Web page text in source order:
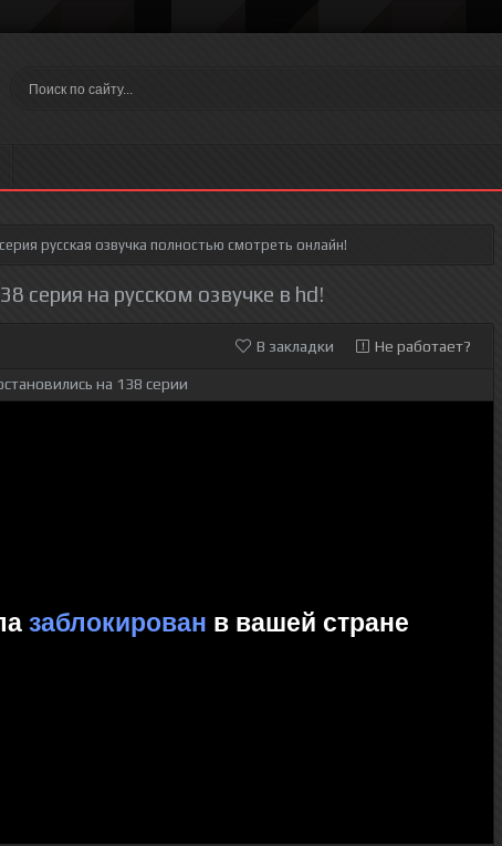
русская озвучка полностью смотреть онлайн!
серия на русском озвучке в hd!
В закладки Не работает?
на 138 серии